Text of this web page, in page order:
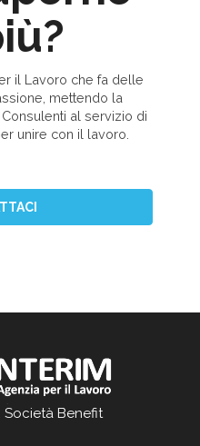
il Lavoro che fa delle
mettendo la
al servizio di
unire con il lavoro.
Società Benefit